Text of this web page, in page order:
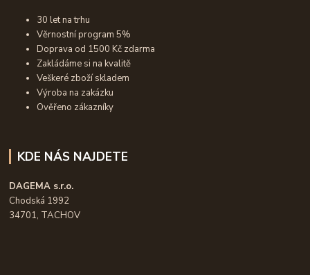
30 let na trhu
Věrnostní program 5%
Doprava od 1500 Kč zdarma
Zakládáme si na kvalitě
Veškeré zboží skladem
Výroba na zakázku
Ověřeno zákazníky
KDE NÁS NAJDETE
DAGEMA s.r.o.
Chodská 1992
34701, TACHOV